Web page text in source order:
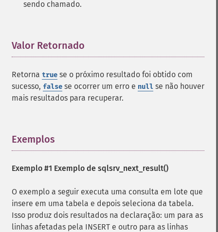
sendo chamado.
Valor Retornado
Retorna true se o próximo resultado foi obtido com
sucesso, false se ocorrer um erro e null se não houver
mais resultados para recuperar.
Exemplos
Exemplo #1 Exemplo de sqlsrv_next_result()
O exemplo a seguir executa uma consulta em lote que
insere em uma tabela e depois seleciona da tabela.
Isso produz dois resultados na declaração: um para as
linhas afetadas pela INSERT e outro para as linhas